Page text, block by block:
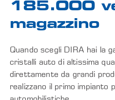
185.000
magazzino
Quando scegli DIRA hai la
cristalli auto di altissima
direttamente da grandi
realizzano il primo impianto